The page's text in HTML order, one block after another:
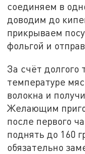
соединяем в
доводим до
прикрываем
фольгой и
За счёт долгого
температуре
волокна и
Желающим
после первого
поднять до 160
обязательно